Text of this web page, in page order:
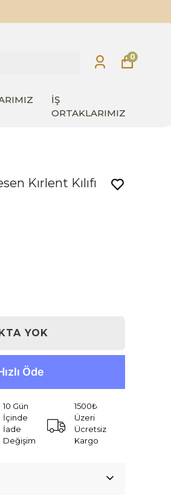
İŞ
ORTAKLARIMIZ
0
Kırlent Kılıfı
YOK
10 Gün
İçinde
İade
Değişim
1500₺
Üzeri
Ücretsiz
Kargo